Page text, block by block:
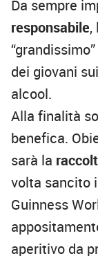
Da sempre
responsabile,
dei giovani
alcool.
Alla finalità
benefica.
sarà la
volta sancito
Guinness
aperitivo da